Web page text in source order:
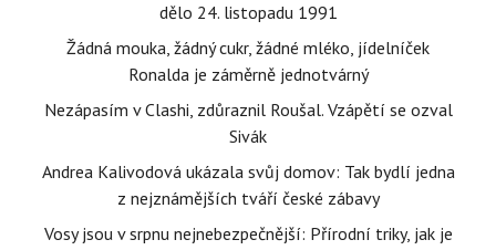
dělo 24. listopadu 1991
Žádná mouka, žádný cukr, žádné mléko, jídelníček
Ronalda je záměrně jednotvárný
Nezápasím v Clashi, zdůraznil Roušal. Vzápětí se ozval
Sivák
Andrea Kalivodová ukázala svůj domov: Tak bydlí jedna
z nejznámějších tváří české zábavy
Vosy jsou v srpnu nejnebezpečnější: Přírodní triky, jak je